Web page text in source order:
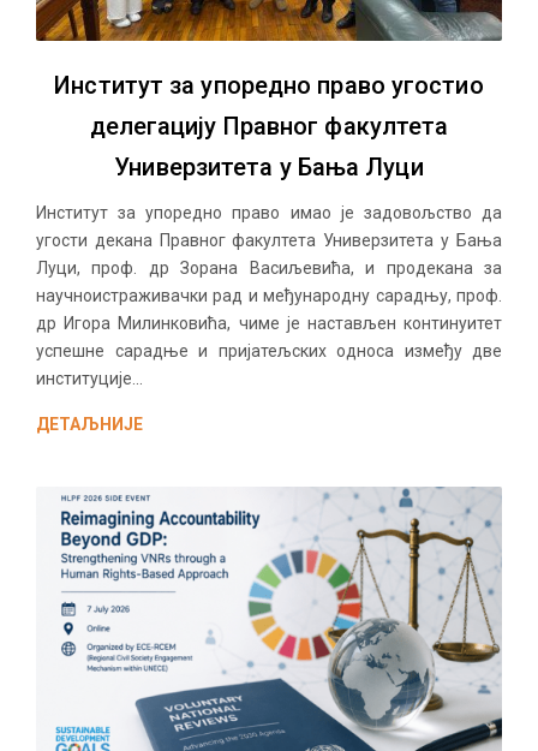
Институт за упоредно право угостио
делегацију Правног факултета
Универзитета у Бања Луци
Институт за упоредно право имао је задовољство да
угости декана Правног факултета Универзитета у Бања
Луци, проф. др Зорана Васиљевића, и продекана за
научноистраживачки рад и међународну сарадњу, проф.
др Игора Милинковића, чиме је настављен континуитет
успешне сарадње и пријатељских односа између две
институције...
ДЕТАЉНИЈЕ